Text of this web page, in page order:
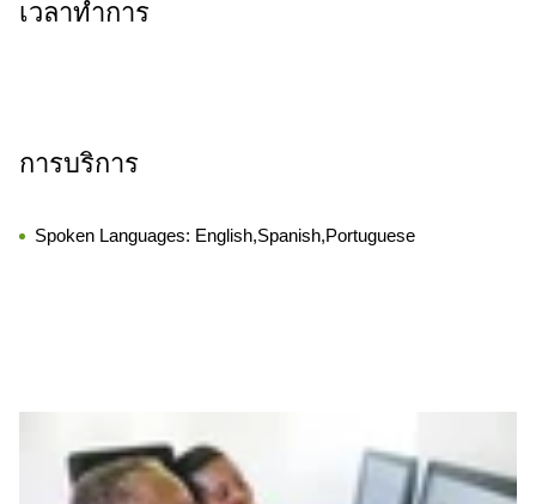
เวลาทำการ
การบริการ
Spoken Languages: English,Spanish,Portuguese